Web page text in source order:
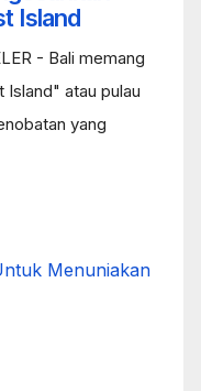
Island
- Bali memang
atau pulau
yang